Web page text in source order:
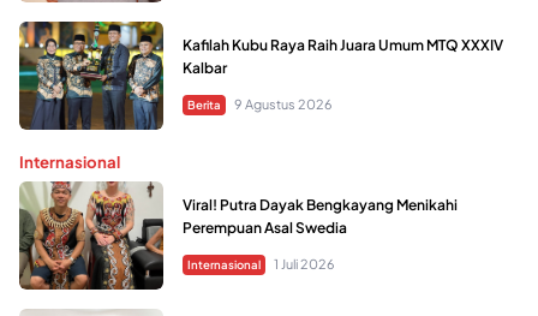
Kafilah Kubu Raya Raih Juara Umum MTQ XXXIV
Kalbar
Berita 9 Agustus 2026
Internasional
Viral! Putra Dayak Bengkayang Menikahi
Perempuan Asal Swedia
Internasional 1 Juli 2026